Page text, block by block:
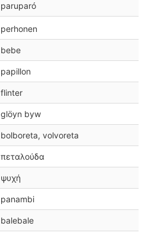
paruparó
perhonen
bebe
papillon
flinter
glöyn byw
bolboreta, volvoreta
πεταλούδα
ψυχή
panambi
balebale